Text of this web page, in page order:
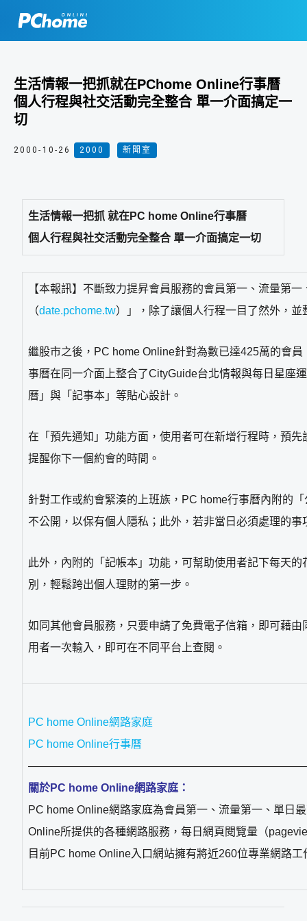
生活情報一把抓就在PChome Online行事曆
個人行程與社交活動完全整合 單一介面搞定一
切
2000-10-26 2000 新聞室
生活情報一把抓 就在PC home Online行事曆
個人行程與社交活動完全整合 單一介面搞定一切
【本報訊】不斷致力提昇會員服務的會員第一、流量第
（date.pchome.tw）」，除了讓個人行程一目了然外，
繼股市之後，PC home Online針對為數已達425萬的會
事曆在同一介面上整合了CityGuide台北情報與每日星座
曆」與「記事本」等貼心設計。
在「預先通知」功能方面，使用者可在新增行程時，預
提醒你下一個約會的時間。
針對工作或約會緊湊的上班族，PC home行事曆內附的
不公開，以保有個人隱私；此外，若非當日必須處理的
此外，內附的「記帳本」功能，可幫助使用者記下每天
別，輕鬆跨出個人理財的第一步。
如同其他會員服務，只要申請了免費電子信箱，即可藉
用者一次輸入，即可在不同平台上查閱。
PC home Online網路家庭
PC home Online行事曆
關於PC home Online網路家庭：
PC home Online網路家庭為會員第一、流量第一、單日
Online所提供的各種網路服務，每日網頁閱覽量（
目前PC home Online入口網站擁有將近260位專業網路